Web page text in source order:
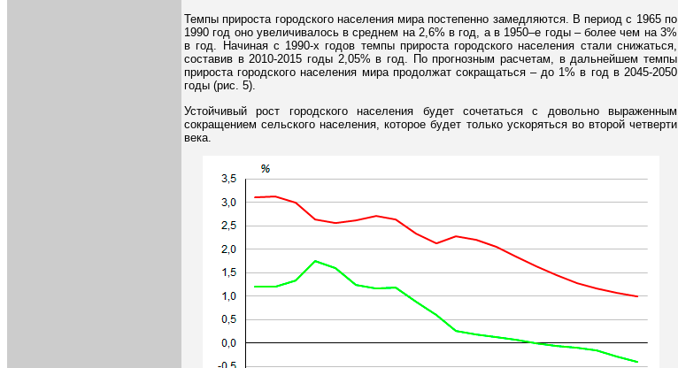
Темпы прироста городского населения мира постепенно замедляются. В период с 1965 по
1990 год оно увеличивалось в среднем на 2,6% в год, а в 1950–е годы – более чем на 3%
в год. Начиная с 1990-х годов темпы прироста городского населения стали снижаться,
составив в 2010-2015 годы 2,05% в год. По прогнозным расчетам, в дальнейшем темпы
прироста городского населения мира продолжат сокращаться – до 1% в год в 2045-2050
годы (рис. 5).
Устойчивый рост городского населения будет сочетаться с довольно выраженным
сокращением сельского населения, которое будет только ускоряться во второй четверти
века.